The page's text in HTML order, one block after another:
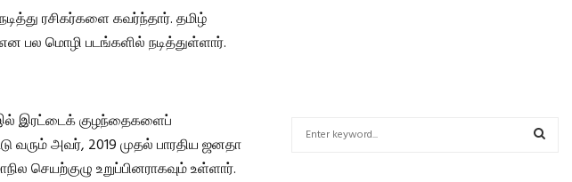
ரசிகர்களை கவர்ந்தார். தமிழ்
பல மொழி படங்களில் நடித்துள்ளார்.
இல் இரட்டைக் குழந்தைகளைப்
வரும் அவர், 2019 முதல் பாரதிய ஜனதா
செயற்குழு உறுப்பினராகவும் உள்ளார்.